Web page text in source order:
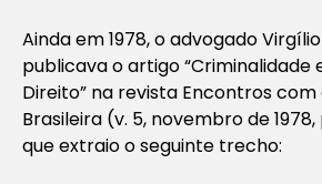
Ainda em 1978, o advogado
publicava o artigo “Criminalidade
Direito” na revista Encontros com
Brasileira (v. 5, novembro de
que extraio o seguinte trecho: